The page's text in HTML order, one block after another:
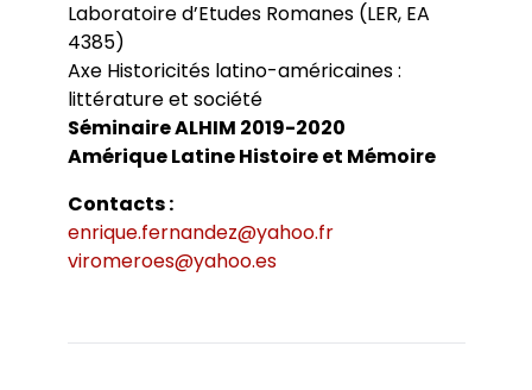
Agenda
Séminaires et conférences
Journées d’études
Colloques
Soutenances de doctorat
Soutenances HDR
Les Revues du LER
Revue Pandora
Cuadernos LIRICO
Cahiers ALHIM
RITA
Publications
Ouvrages
Thèses
Collection HAL
Le LER sur Vimeo
Laboratoire d’Etudes Romanes (LER, EA
4385)
Axe Historicités latino-américaines :
littérature et société
Séminaire ALHIM 2019-2020
Amérique Latine Histoire et Mémoire
Contacts :
enrique.fernandez@yahoo.fr
viromeroes@yahoo.es